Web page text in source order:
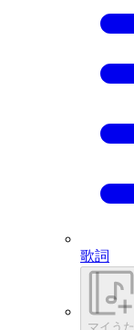
歌詞
マイうた